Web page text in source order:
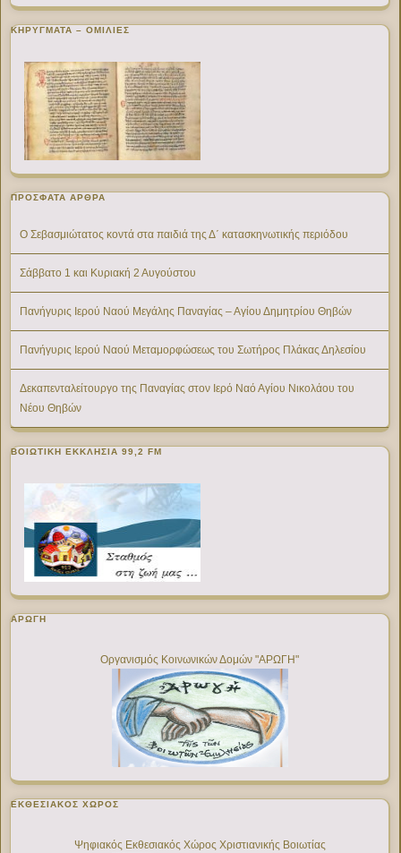
ΚΗΡΥΓΜΑΤΑ – ΟΜΙΛΙΕΣ
ΠΡΌΣΦΑΤΑ ΆΡΘΡΑ
Ο Σεβασμιώτατος κοντά στα παιδιά της Δ΄ κατασκηνωτικής περιόδου
Σάββατο 1 και Κυριακή 2 Αυγούστου
Πανήγυρις Ιερού Ναού Μεγάλης Παναγίας – Αγίου Δημητρίου Θηβών
Πανήγυρις Ιερού Ναού Μεταμορφώσεως του Σωτήρος Πλάκας Δηλεσίου
Δεκαπενταλείτουργο της Παναγίας στον Ιερό Ναό Αγίου Νικολάου του
Νέου Θηβών
ΒΟΙΩΤΙΚΉ ΕΚΚΛΗΣΊΑ 99,2 FM
ΑΡΩΓΗ
Οργανισμός Κοινωνικών Δομών "ΑΡΩΓΗ"
ΕΚΘΕΣΙΑΚΌΣ ΧΏΡΟΣ
Ψηφιακός Εκθεσιακός Χώρος Χριστιανικής Βοιωτίας